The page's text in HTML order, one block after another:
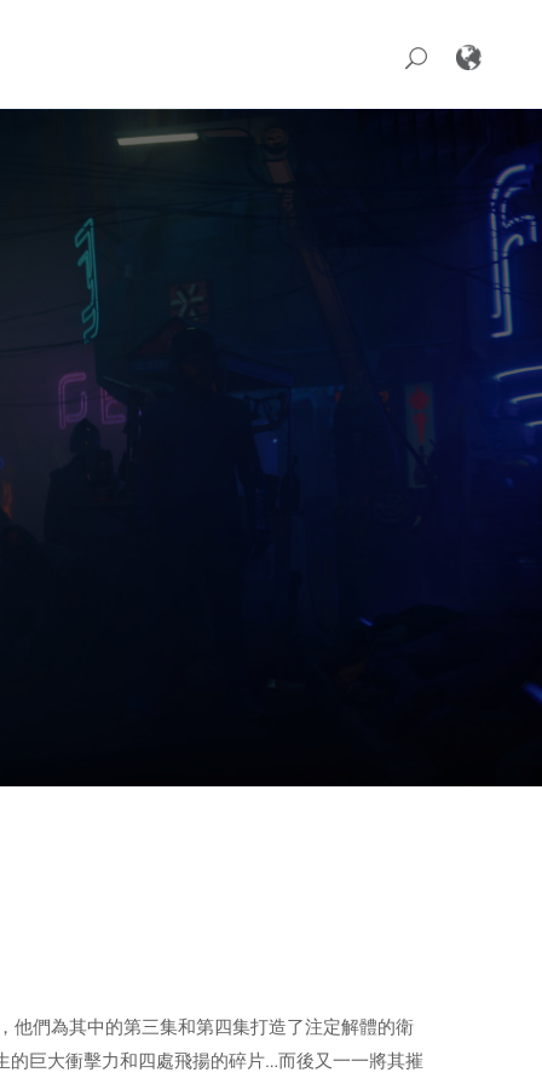
他們為其中的第三集和第四集打造了注定解體的衛
巨大衝擊力和四處飛揚的碎片…而後又一一將其摧